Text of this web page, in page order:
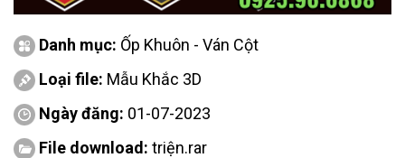
Danh mục: Ốp Khuôn - Ván Cột
Loại file: Mẫu Khắc 3D
Ngày đăng: 01-07-2023
File download: triện.rar